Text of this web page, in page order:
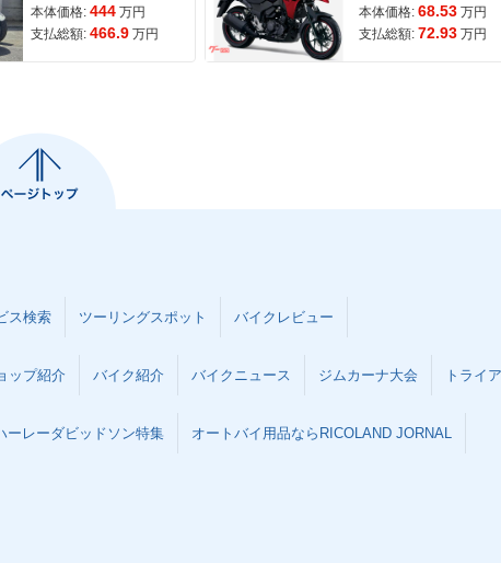
本体価格: 444 万円
支払総額: 466.9 万円
本体価格: 68.53 万円
支払総額: 72.93 万円
ス検索 ツーリングスポット バイクレビュー
ップ紹介 バイク紹介 バイクニュース ジムカーナ大会 トライ
ーレーダビッドソン特集 オートバイ用品ならRICOLAND JORNAL